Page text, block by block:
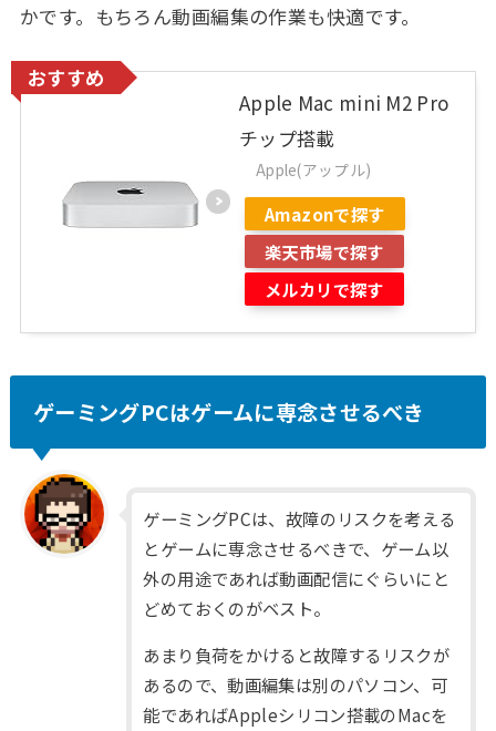
かです。もちろん動画編集の作業も快適です。
Apple Mac mini M2 Pro
チップ搭載
Apple(アップル)
Amazonで探す
楽天市場で探す
メルカリで探す
おすすめ
ゲーミングPCはゲームに専念させるべき
ゲーミングPCは、故障のリスクを考える
とゲームに専念させるべきで、ゲーム以
外の用途であれば動画配信にぐらいにと
どめておくのがベスト。
あまり負荷をかけると故障するリスクが
あるので、動画編集は別のパソコン、可
能であればAppleシリコン搭載のMacを